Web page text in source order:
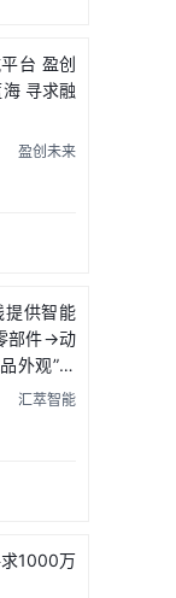
台 盈创
寻求融
盈创未来
提供智能
部件→动
外观”全
汇萃智能
1000万